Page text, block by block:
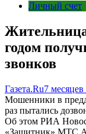
Личный счет
годом
звонков
Газета.Ru7 месяцев
Мошенники в
раз пытались
Об этом РИА
«Защитник» МТС